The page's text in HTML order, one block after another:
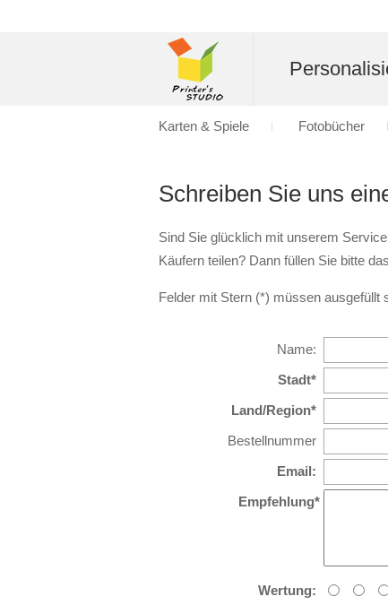
Schreiben Sie uns
Sind Sie glücklich mit unserem
Käufern teilen? Dann füllen Sie bitte
Felder mit Stern (*) müssen ausgefüllt
Name:
Stadt*
Land/Region*
Bestellnummer
Email:
Empfehlung*
Wertung:
Karten & Spiele Fotobücher